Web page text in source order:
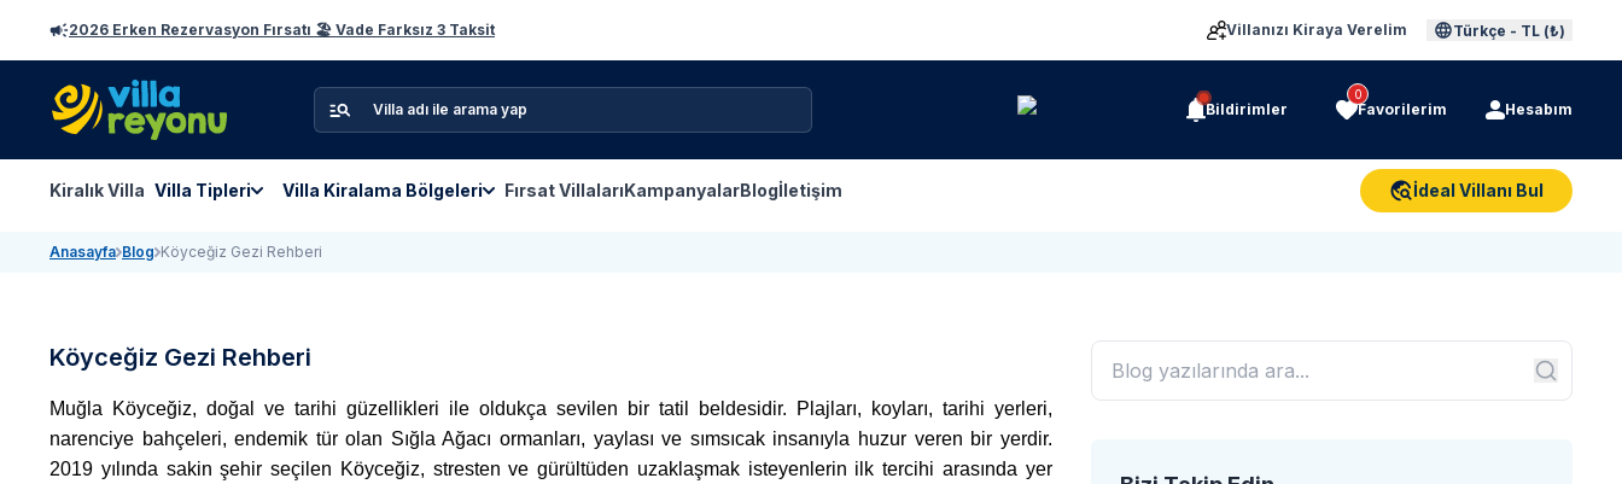
2026 Erken Rezervasyon Fırsatı 🏖️ Vade Farksız 3 Taksit Villanızı Kiraya Verelim Türkçe - TL (₺)
Bildirimler
0
Favorilerim Hesabım
Kiralık Villa Villa Tipleri Villa Kiralama Bölgeleri Fırsat VillalarıKampanyalarBlogİletişim İdeal Villanı Bul
Anasayfa Blog Köyceğiz Gezi Rehberi
Köyceğiz Gezi Rehberi
Muğla Köyceğiz, doğal ve tarihi güzellikleri ile oldukça sevilen bir tatil beldesidir. Plajları, koyları, tarihi yerleri,
narenciye bahçeleri, endemik tür olan Sığla Ağacı ormanları, yaylası ve sımsıcak insanıyla huzur veren bir yerdir.
2019 yılında sakin şehir seçilen Köyceğiz, stresten ve gürültüden uzaklaşmak isteyenlerin ilk tercihi arasında yer